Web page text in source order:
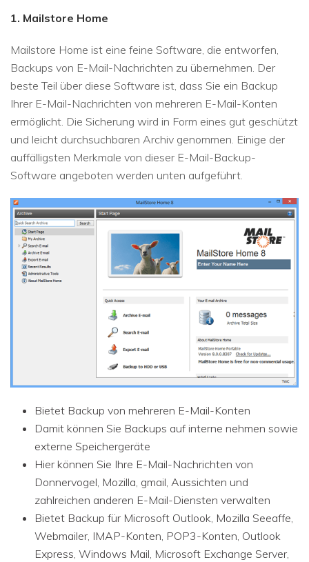
1. Mailstore Home
Mailstore Home ist eine feine Software, die entworfen,
Backups von E-Mail-Nachrichten zu übernehmen. Der
beste Teil über diese Software ist, dass Sie ein Backup
Ihrer E-Mail-Nachrichten von mehreren E-Mail-Konten
ermöglicht. Die Sicherung wird in Form eines gut geschützt
und leicht durchsuchbaren Archiv genommen. Einige der
auffälligsten Merkmale von dieser E-Mail-Backup-
Software angeboten werden unten aufgeführt.
Bietet Backup von mehreren E-Mail-Konten
Damit können Sie Backups auf interne nehmen sowie
externe Speichergeräte
Hier können Sie Ihre E-Mail-Nachrichten von
Donnervogel, Mozilla, gmail, Aussichten und
zahlreichen anderen E-Mail-Diensten verwalten
Bietet Backup für Microsoft Outlook, Mozilla Seeaffe,
Webmailer, IMAP-Konten, POP3-Konten, Outlook
Express, Windows Mail, Microsoft Exchange Server,